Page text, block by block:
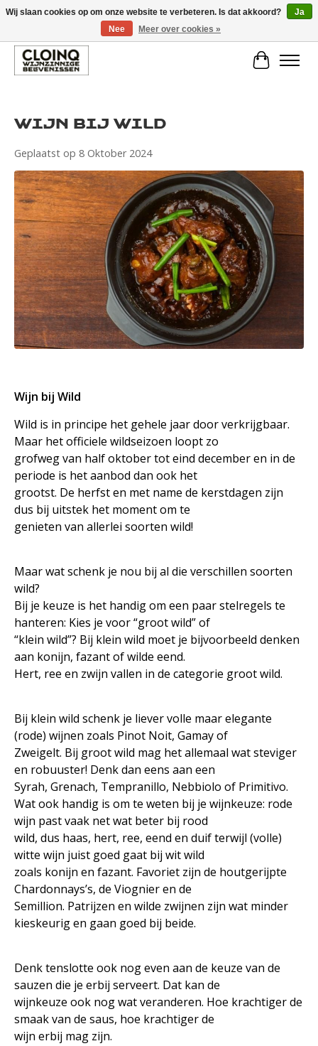
Large selection of products and fast shipping!
Wijn bij Wild
Geplaatst op 8 Oktober 2024
Wijn bij Wild
Wild is in principe het gehele jaar door verkrijgbaar.
Maar het officiele wildseizoen loopt zo
grofweg van half oktober tot eind december en in de
periode is het aanbod dan ook het
grootst. De herfst en met name de kerstdagen zijn
dus bij uitstek het moment om te
genieten van allerlei soorten wild!
Maar wat schenk je nou bij al die verschillen soorten
wild?
Bij je keuze is het handig om een paar stelregels te
hanteren: Kies je voor “groot wild” of
“klein wild”? Bij klein wild moet je bijvoorbeeld denken
aan konijn, fazant of wilde eend.
Hert, ree en zwijn vallen in de categorie groot wild.
Bij klein wild schenk je liever volle maar elegante
(rode) wijnen zoals Pinot Noit, Gamay of
Zweigelt. Bij groot wild mag het allemaal wat steviger
en robuuster! Denk dan eens aan een
Syrah, Grenach, Tempranillo, Nebbiolo of Primitivo.
Wat ook handig is om te weten bij je wijnkeuze: rode
wijn past vaak net wat beter bij rood
wild, dus haas, hert, ree, eend en duif terwijl (volle)
witte wijn juist goed gaat bij wit wild
zoals konijn en fazant. Favoriet zijn de houtgerijpte
Chardonnays’s, de Viognier en de
Semillion. Patrijzen en wilde zwijnen zijn wat minder
kieskeurig en gaan goed bij beide.
Denk tenslotte ook nog even aan de keuze van de
sauzen die je erbij serveert. Dat kan de
wijnkeuze ook nog wat veranderen. Hoe krachtiger de
smaak van de saus, hoe krachtiger de
wijn erbij mag zijn.
Wij slaan cookies op om onze website te verbeteren. Is dat akkoord?
Ja
Nee
Meer over cookies »